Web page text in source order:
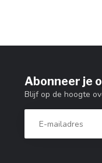
Abonneer je
Blijf op de hoogte